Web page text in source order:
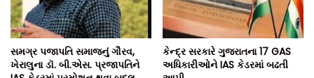
સમગ્ર પજાપતિ સમાજનું ગૌરવ,
ખેરાલુના ડૉ. બી.એસ. પ્રજાપતિને
કેન્દ્ર સરકારે ગુજરાતના 17 GAS
અધિકારીઓને IAS કેડરમાં બઢતી